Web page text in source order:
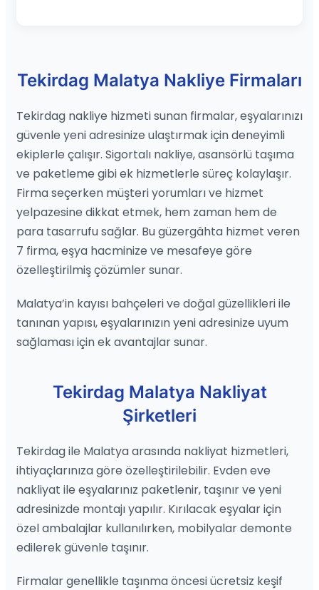
Tekirdag Malatya Nakliye Firmaları
Tekirdag nakliye hizmeti sunan firmalar, eşyalarınızı
güvenle yeni adresinize ulaştırmak için deneyimli
ekiplerle çalışır. Sigortalı nakliye, asansörlü taşıma
ve paketleme gibi ek hizmetlerle süreç kolaylaşır.
Firma seçerken müşteri yorumları ve hizmet
yelpazesine dikkat etmek, hem zaman hem de
para tasarrufu sağlar. Bu güzergâhta hizmet veren
7 firma, eşya hacminize ve mesafeye göre
özelleştirilmiş çözümler sunar.
Malatya’in kayısı bahçeleri ve doğal güzellikleri ile
tanınan yapısı, eşyalarınızın yeni adresinize uyum
sağlaması için ek avantajlar sunar.
Tekirdag Malatya Nakliyat
Şirketleri
Tekirdag ile Malatya arasında nakliyat hizmetleri,
ihtiyaçlarınıza göre özelleştirilebilir. Evden eve
nakliyat ile eşyalarınız paketlenir, taşınır ve yeni
adresinizde montajı yapılır. Kırılacak eşyalar için
özel ambalajlar kullanılırken, mobilyalar demonte
edilerek güvenle taşınır.
Firmalar genellikle taşınma öncesi ücretsiz keşif